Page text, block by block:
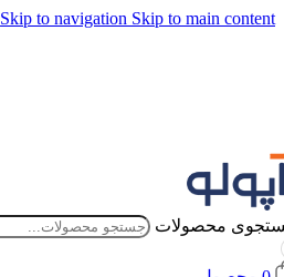
Skip to navigation Skip to main content
محصولات